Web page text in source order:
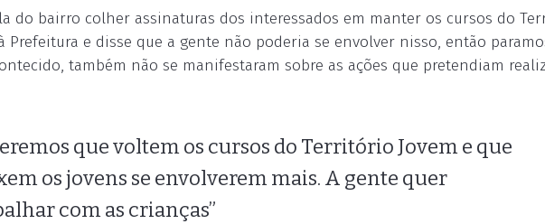
do bairro colher assinaturas dos interessados em manter os cursos do
Prefeitura e disse que a gente não poderia se envolver nisso, então
também não se manifestaram sobre as ações que pretendiam
que voltem os cursos do Território Jovem e que
os jovens se envolverem mais. A gente quer
com as crianças”